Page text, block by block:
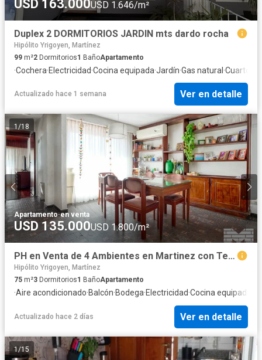
USD 163.000USD 1.646/m²
Duplex 2 DORMITORIOS JARDIN mts dardo rocha
Hipólito Yrigoyen, Martínez
99 m²2 Dormitorios1 BañoApartamento
·Cochera·Electricidad·Cocina equipada·Jardín·Gas natural·Cuarto
Actualizado hace 1 semana Ver en detalle
1 /18
Apartamento·en venta
USD 135.000USD 1.800/m²
PH en Venta de 4 Ambientes en Martinez con Terraza Propia
Hipólito Yrigoyen, Martínez
75 m²3 Dormitorios1 BañoApartamento
·Aire acondicionado·Balcón·Bodega·Electricidad·Cocina equipada
Actualizado hace 2 días Ver en detalle
1 /15